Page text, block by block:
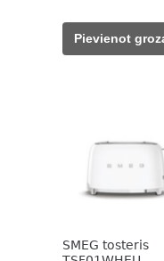
was:
171,00 €.
Pievienot
SMEG tosteris